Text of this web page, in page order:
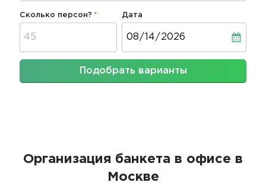
Сколько персон? Дата
Подобрать варианты
Организация банкета в офисе в
Москве